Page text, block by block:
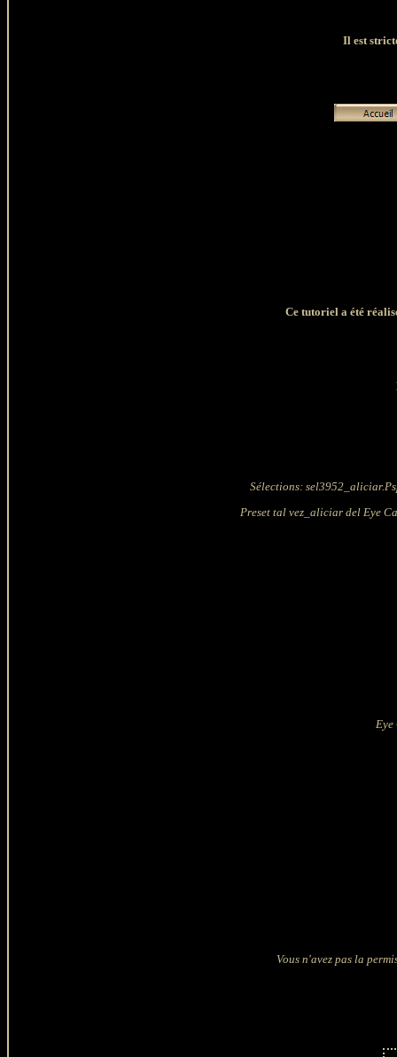
Il est
Ce tutoriel a été
Sélections:
Preset tal vez_aliciar del Eye
Vous n'avez pas la